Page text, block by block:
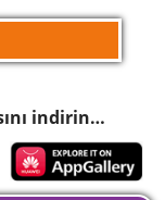
indirin…